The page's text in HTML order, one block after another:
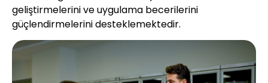
geliştirmelerini ve uygulama becerilerini
güçlendirmelerini desteklemektedir.